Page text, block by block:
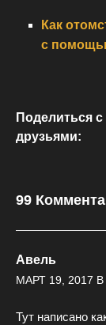
Как
с
Поделиться с
друзьями:
99
Авель
МАРТ 19, 2017
Тут написано